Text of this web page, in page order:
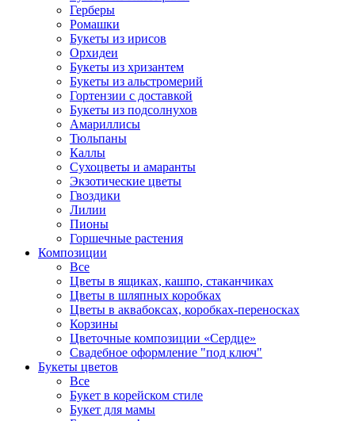
Герберы
Ромашки
Букеты из ирисов
Орхидеи
Букеты из хризантем
Букеты из альстромерий
Гортензии с доставкой
Букеты из подсолнухов
Амариллисы
Тюльпаны
Каллы
Сухоцветы и амаранты
Экзотические цветы
Гвоздики
Лилии
Пионы
Горшечные растения
Композиции
Все
Цветы в ящиках, кашпо, стаканчиках
Цветы в шляпных коробках
Цветы в аквабоксах, коробках-переносках
Корзины
Цветочные композиции «Сердце»
Свадебное оформление "под ключ"
Букеты цветов
Все
Букет в корейском стиле
Букет для мамы